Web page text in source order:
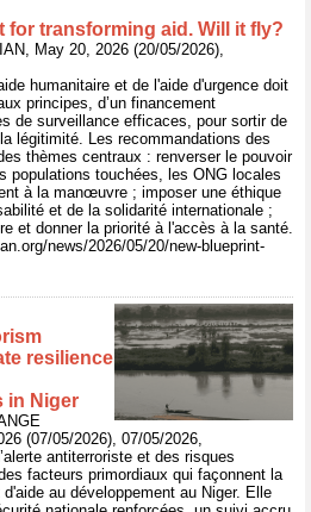
for transforming aid. Will it fly?
May 20, 2026 (20/05/2026),
humanitaire et de l'aide d'urgence doit
principes, d’un financement
de surveillance efficaces, pour sortir de
légitimité. Les recommandations des
thèmes centraux : renverser le pouvoir
populations touchées, les ONG locales
à la manœuvre ; imposer une éthique
et de la solidarité internationale ;
et donner la priorité à l'accès à la santé.
news/2026/05/20/new-blueprint-
resilience
in Niger
(07/05/2026), 07/05/2026,
antiterroriste et des risques
facteurs primordiaux qui façonnent la
au développement au Niger. Elle